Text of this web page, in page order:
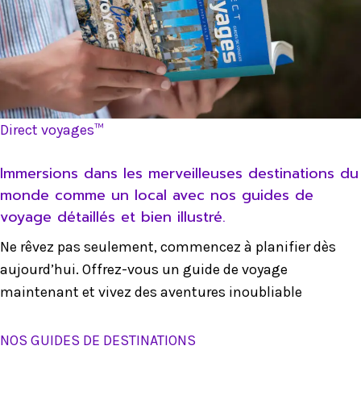
Direct voyages™
Immersions dans les merveilleuses destinations du
monde comme un local avec nos guides de
voyage détaillés et bien illustré.
Ne rêvez pas seulement, commencez à planifier dès
aujourd’hui. Offrez-vous un guide de voyage
maintenant et vivez des aventures inoubliable
NOS GUIDES DE DESTINATIONS